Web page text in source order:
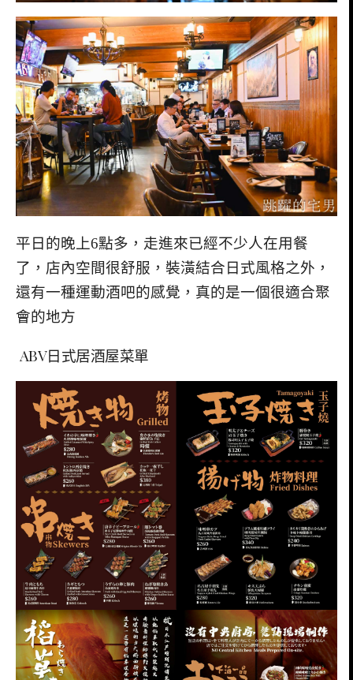
平日的晚上6點多，走進來已經不少人在用餐
了，店內空間很舒服，裝潢結合日式風格之外，
還有一種運動酒吧的感覺，真的是一個很適合聚
會的地方
ABV日式居酒屋菜單